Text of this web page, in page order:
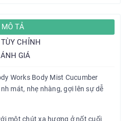
MÔ TẢ
CHỈNH
GIÁ
Works Body Mist Cucumber
mát, nhẹ nhàng, gợi lên sự dễ
một chút xạ hương ở nốt cuối